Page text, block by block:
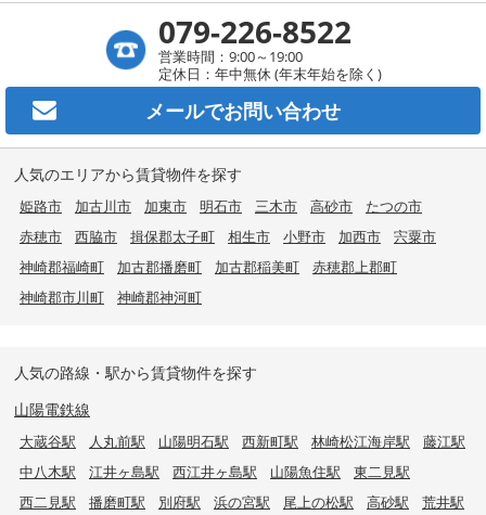
079-226-8522
営業時間：9:00～19:00
定休日：年中無休 (年末年始を除く)
メールでお問い合わせ
人気のエリアから賃貸物件を探す
姫路市 加古川市 加東市 明石市 三木市 高砂市
たつの市
赤穂市
西脇市 揖保郡太子町 相生市 小野市 加西市
宍粟市
神崎郡福崎町
加古郡播磨町 加古郡稲美町
赤穂郡上郡町
神崎郡市川町
神崎郡神河町
人気の路線・駅から賃貸物件を探す
山陽電鉄線
大蔵谷駅 人丸前駅 山陽明石駅 西新町駅 林崎松江海岸駅
藤江駅
中八木駅
江井ヶ島駅 西江井ヶ島駅 山陽魚住駅
東二見駅
西二見駅
播磨町駅 別府駅 浜の宮駅 尾上の松駅 高砂駅
荒井駅